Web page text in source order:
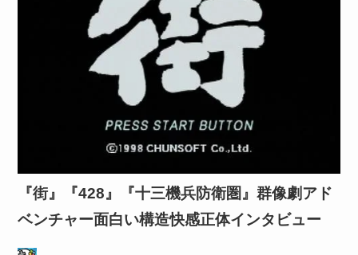
『街』『428』『十三機兵防衛圏』群像劇アド
ベンチャー面白い構造快感正体インタビュー